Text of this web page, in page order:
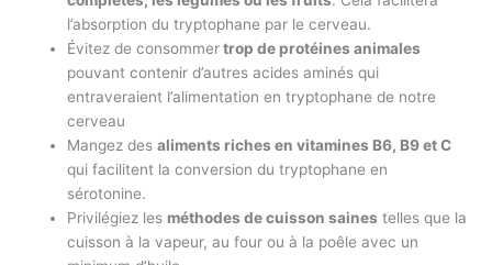
l’absorption du tryptophane par le cerveau.
Évitez de consommertrop de protéines animales
pouvant contenir d’autres acides aminés qui
entraveraient l’alimentation en tryptophane de notre
cerveau
Mangez desaliments riches en vitamines B6, B9 et C
qui facilitent la conversion du tryptophane en
sérotonine.
Privilégiez les méthodes de cuisson saines telles que la
cuisson à la vapeur, au four ou à la poêle avec un